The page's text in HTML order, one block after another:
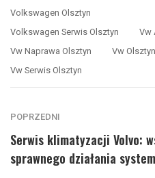
Volkswagen Olsztyn
Volkswagen Serwis Olsztyn
Vw
Vw Naprawa Olsztyn
Vw Olsztyn
Vw Serwis Olsztyn
POPRZEDNI
Serwis klimatyzacji Volvo:
sprawnego działania